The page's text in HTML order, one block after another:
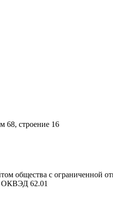
68, строение 16
общества с ограниченной
62.01